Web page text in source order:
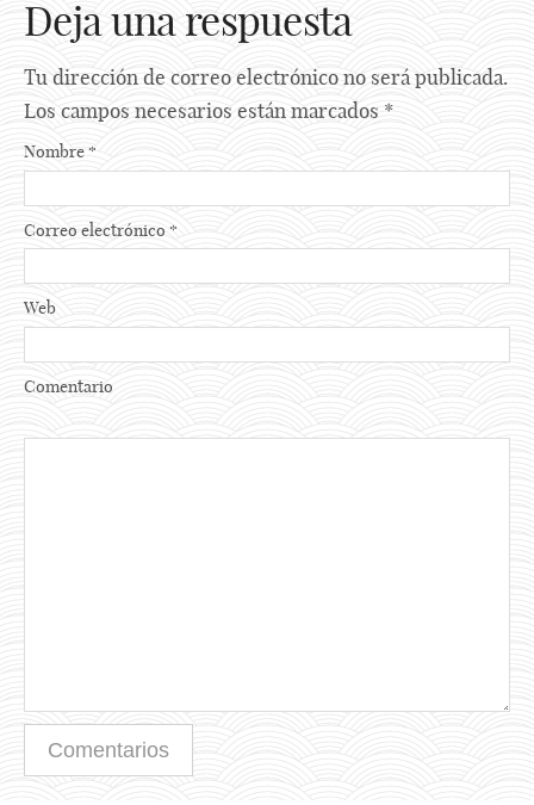
Deja una respuesta
Tu dirección de correo electrónico no será publicada.
Los campos necesarios están marcados *
Nombre*
Correo electrónico *
Web
Comentario